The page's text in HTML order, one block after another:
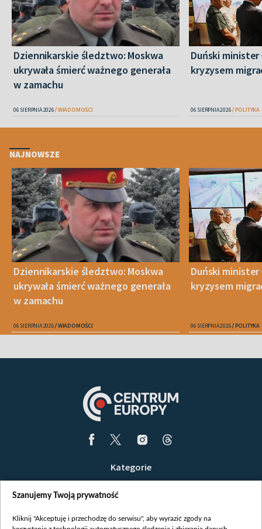
Dziennikarskie śledztwo: Moskwa
ukrywała śmierć ważnego generała
w zamachu
06 SIERPNIA 2026 WIADOMOŚCI
Duński minister
kryzysem
06 SIERPNIA 2026 POLITYKA
NAJNOWSZE
Dziennikarskie śledztwo: Moskwa
ukrywała śmierć ważnego generała
w zamachu
06 SIERPNIA 2026 WIADOMOŚCI
Duński minister
kryzysem
06 SIERPNIA 2026 POLITYKA
Kategorie
Opinie
Szanujemy Twoją prywatność
Kliknij "Akceptuję i przechodzę do serwisu", aby wyrazić zgody na